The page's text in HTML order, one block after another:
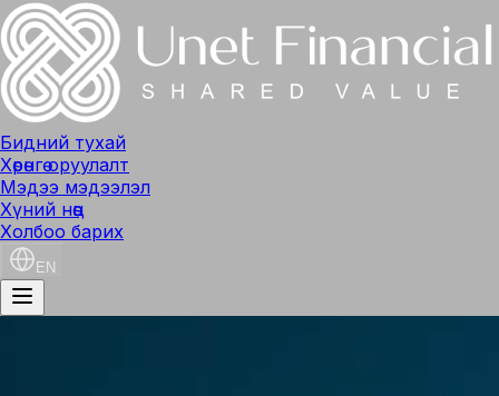
Бидний тухай
Хөрөнгө оруулалт
Мэдээ мэдээлэл
Хүний нөөц
Холбоо барих
EN